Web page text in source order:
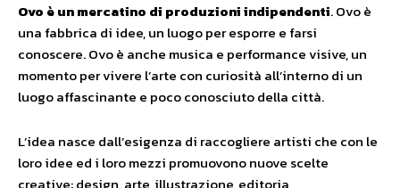
Ovo è un mercatino di produzioni indipendenti. Ovo è
una fabbrica di idee, un luogo per esporre e farsi
conoscere. Ovo è anche musica e performance visive, un
momento per vivere l’arte con curiosità all’interno di un
luogo affascinante e poco conosciuto della città.
L’idea nasce dall’esigenza di raccogliere artisti che con le
loro idee ed i loro mezzi promuovono nuove scelte